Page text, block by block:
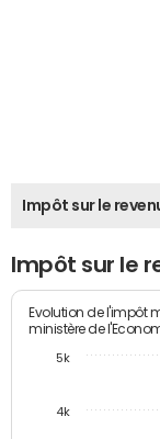
Impôt sur le
Impôt sur le
Evolution de l'impôt
ministère de
4k
5k